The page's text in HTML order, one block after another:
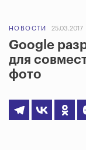
НОВОСТИ 25.03.2017
Google
для
фото